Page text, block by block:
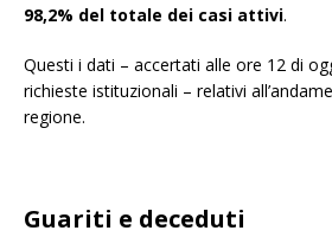
98,2% del totale dei casi attivi.
Questi i dati – accertati alle ore 12 di
richieste istituzionali – relativi
regione.
Guariti e deceduti